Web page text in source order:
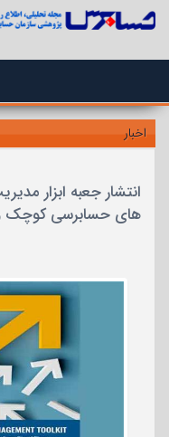
اخبار
انتشار جعبه ابزار
های حسابرسی کوچک